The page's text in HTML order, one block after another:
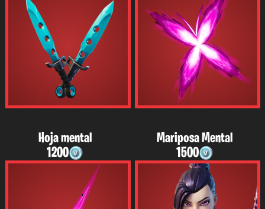
Hoja mental
1200
Mariposa Mental
1500